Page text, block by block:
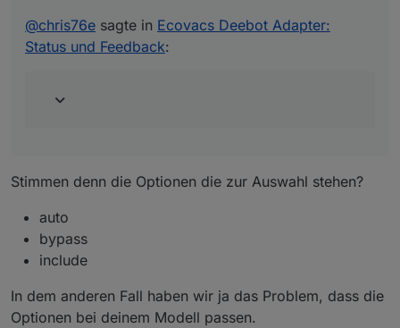
@chris76e sagte in Ecovacs Deebot Adapter:
Status und Feedback:
Stimmen denn die Optionen die zur Auswahl stehen?
auto
bypass
include
In dem anderen Fall haben wir ja das Problem, dass die
Optionen bei deinem Modell passen.